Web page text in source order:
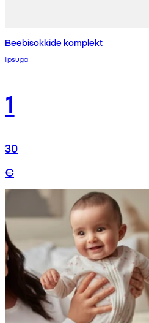
Beebisokkide komplekt
lipsuga
1
30
€